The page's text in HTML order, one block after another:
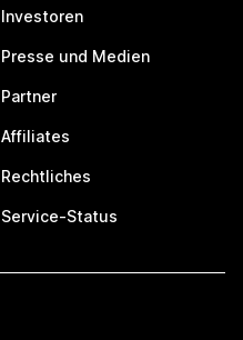
Investoren
Presse und Medien
Partner
Affiliates
Rechtliches
Service-Status